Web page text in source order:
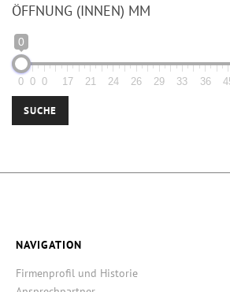
ÖFFNUNG (INNEN) MM
0
0 0 0 17 21 24 26 29 33 36
SUCHE
NAVIGATION
Firmenprofil und Historie